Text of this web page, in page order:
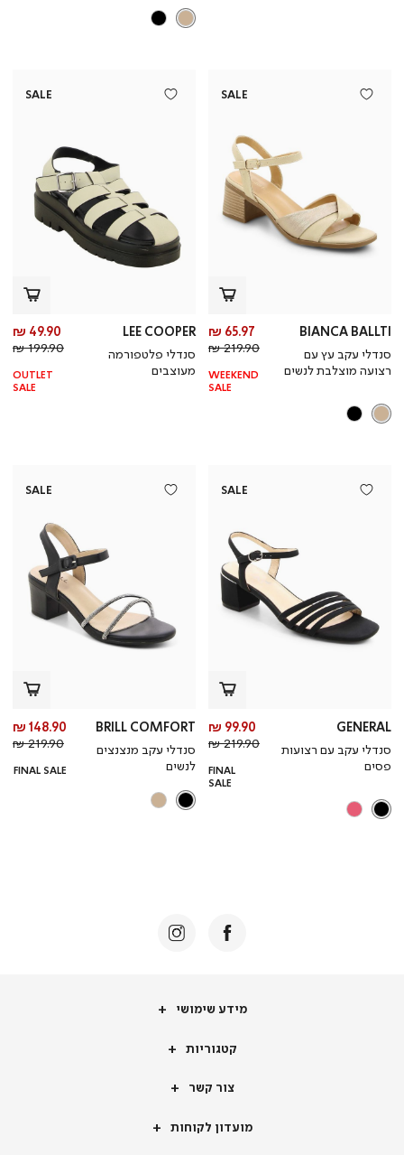
SALE
BIANCA BALLTI
סנדלי עקב עץ עם
רצועה מוצלבת לנשים
מחיר
מוצר
65.97 ₪
מחיר
רגיל
219.90 ₪
WEEKEND
SALE
SALE
LEE COOPER
סנדלי פלטפורמה
מעוצבים
49.90 ₪
199.90 ₪
OUTLET
SALE
SALE
GENERAL
סנדלי עקב עם רצועות
פסים
מחיר
מוצר
99.90 ₪
מחיר
רגיל
219.90 ₪
FINAL
SALE
SALE
BRILL COMFORT
סנדלי עקב מנצנצים
לנשים
148.90 ₪
219.90 ₪
FINAL SALE
מידע
מידע שימושי
קטגוריותקטגוריות
צור
צור קשר
מועדון
מועדון לקוחות